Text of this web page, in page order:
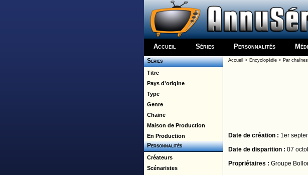
Accueil Séries Personnalités
Séries
Titre
Pays d'origine
Type
Genre
Chaine
Maison de Production
En Production
Personnalités
Créateurs
Scénaristes
Accueil > Encyclopédie> Par chaînes
Date de création : 1er
Date de disparition : 07
Propriétaires : Groupe